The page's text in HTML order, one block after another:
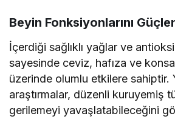
Beyin Fonksiyonlarını
İçerdiği sağlıklı yağlar ve
sayesinde ceviz, hafıza ve
üzerinde olumlu etkilere sahiptir.
araştırmalar, düzenli kuruyemiş
gerilemeyi yavaşlatabileceğini